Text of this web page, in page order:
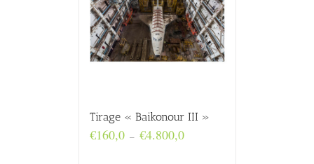
Tirage « Baikonour III »
€160,0 – €4.800,0Plage